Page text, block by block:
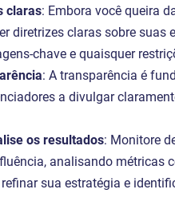
claras: Embora você queira
diretrizes claras sobre
chave e quaisquer
: A transparência é
a divulgar
os resultados: Monitore
analisando métricas
sua estratégia e